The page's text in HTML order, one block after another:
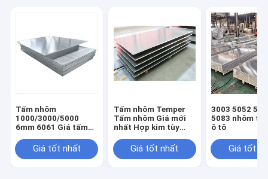
Tấm nhôm
1000/3000/5000
6mm 6061 Giá tấm
Giá tốt nhất
Tấm nhôm Temper
Tấm nhôm Giá mới
nhất Hợp kim tùy
kim loại chất lượng
cao
Giá tốt nhất
3003 5052
5083 nhôm
ô tô
Giá tốt